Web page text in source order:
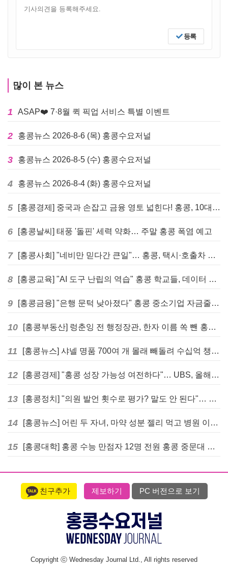
등록
많이 본 뉴스
1 ASAP❤️ 7·8월 퀵 픽업 서비스 특별 이벤트
2 홍콩뉴스 2026-8-6 (목) 홍콩수요저널
3 홍콩뉴스 2026-8-5 (수) 홍콩수요저널
4 홍콩뉴스 2026-8-4 (화) 홍콩수요저널
5 [홍콩경제] 중국과 손잡고 금융 영토 넓힌다! 홍콩, 10대 신규 정책 발표
6 [홍콩날씨] 태풍 '돌핀' 세력 약화… 주말 홍콩 폭염 예고
7 [홍콩사회] "네비만 믿다간 큰일"… 홍콩, 택시·호출차 통합 시험 도입하며 규제 본격화
8 [홍콩교육] "AI 도구 난립의 역습" 홍콩 학교들, 데이터 고립에 교육 효과 평가 비상
9 [홍콩금융] "은행 문턱 낮아졌다" 홍콩 중소기업 자금줄 숨통 트이나… HKMA "2분기 신용 조건 안정적"
10 [홍콩부동산] 렁춘잉 전 행정장관, 한자 이름 쏙 뺀 홍콩 고급 아파트 단지들에 쓴소리
11 [홍콩뉴스] 샤넬 명품 700여 개 몰래 빼돌려 수십억 챙긴 직원 4년~7년형 선고
12 [홍콩경제] "홍콩 성장 가능성 여전하다"… UBS, 올해 홍콩 GDP 성장률 전망치 4.5%로 대폭 상향
13 [홍콩정치] "의원 발언 횟수로 평가? 말도 안 된다"… 홍콩 입법회 의장의 일침
14 [홍콩뉴스] 어린 두 자녀, 마약 성분 젤리 먹고 병원 이송… 어머니와 친척 체포
15 [홍콩대학] 홍콩 수능 만점자 12명 전원 홍콩 중문대 의대 진학
친구추가 제보하기 PC 버전으로 보기
Copyright ⓒ Wednesday Journal Ltd., All rights reserved